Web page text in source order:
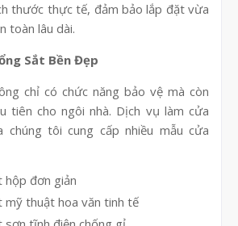
thước thực tế, đảm bảo lắp đặt vừa
toàn lâu dài.
Sắt Bền Đẹp
chỉ có chức năng bảo vệ mà còn
tiên cho ngôi nhà. Dịch vụ làm cửa
chúng tôi cung cấp nhiều mẫu cửa
hộp đơn giản
mỹ thuật hoa văn tinh tế